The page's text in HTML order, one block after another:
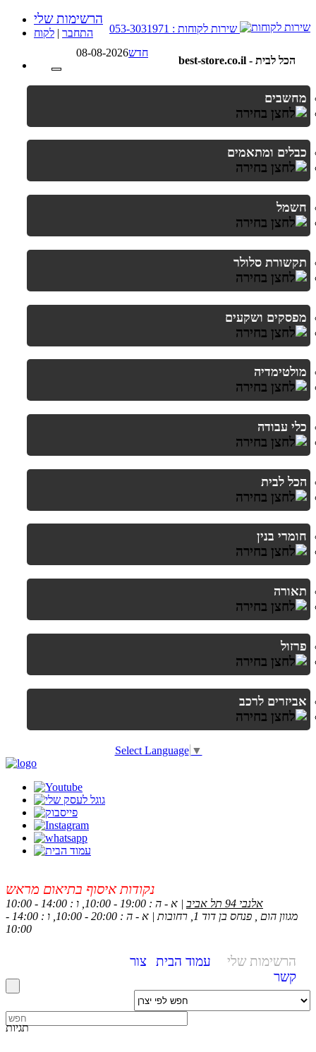
best-store.co.il - הכל לבית
08-08-2026
הרשימות שלי
התחבר | לקוח
חדש
מחשבים
כבלים ומתאמים
חשמל
תקשורת סלולר
מפסקים ושקעים
מולטימדיה
כלי עבודה
הכל לבית
חומרי בנין
תאורה
פרזול
אביזרים לרכב
Select Language ▼
נקודות איסוף בתיאום מראש
אלנבי 94 תל אביב
| א - ה : 19:00 - 10:00, ו : 14:00 - 10:00
מגוון הום , פנחס בן דוד 1, רחובות | א - ה : 20:00 - 10:00, ו : 14:00 -
10:00
הרשימות שלי עמוד הבית
צור
קשר
תגיות